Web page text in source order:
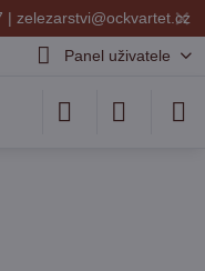
✕
| zelezarstvi@ockvartet.cz
Panel uživatele